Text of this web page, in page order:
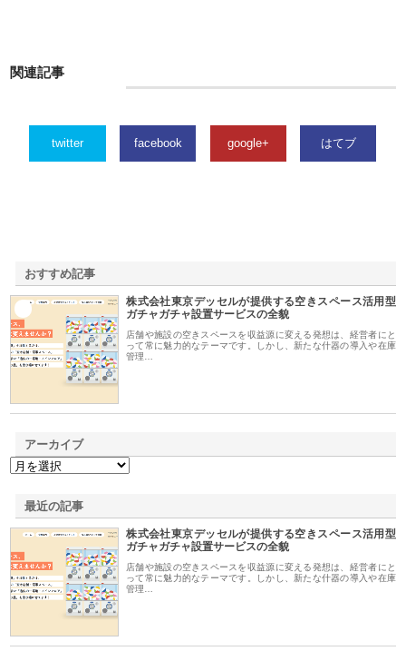
関連記事
twitter facebook google+ はてブ
おすすめ記事
株式会社東京デッセルが提供する空きスペース活用型
ガチャガチャ設置サービスの全貌
店舗や施設の空きスペースを収益源に変える発想は、経営者にと
って常に魅力的なテーマです。しかし、新たな什器の導入や在庫
管理…
アーカイブ
最近の記事
株式会社東京デッセルが提供する空きスペース活用型
ガチャガチャ設置サービスの全貌
店舗や施設の空きスペースを収益源に変える発想は、経営者にと
って常に魅力的なテーマです。しかし、新たな什器の導入や在庫
管理…